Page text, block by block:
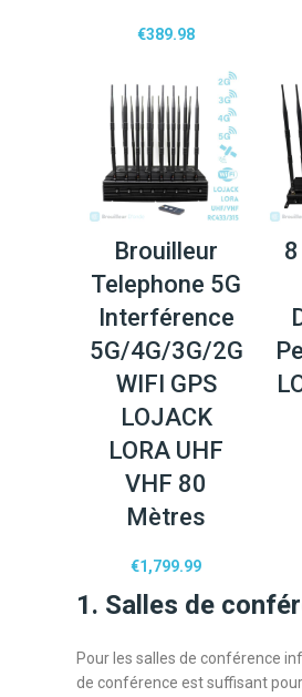
€389.98
Brouilleur
Telephone 5G
Interférence
5G/4G/3G/2G
WIFI GPS
LOJACK
LORA UHF
VHF 80
Mètres
€1,799.99
1. Salles de
Pour les salles de conférence
de conférence est suffisant